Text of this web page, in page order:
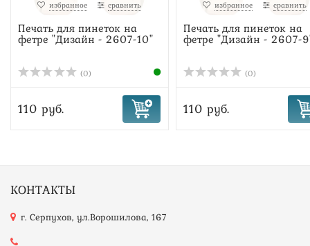
избранное сравнить
Печать для пинеток на
фетре "Дизайн - 2607-10"
(0)
110 руб.
избранное сравнить
Печать для пинеток на
фетре "Дизайн - 2607-
(0)
110 руб.
КОНТАКТЫ
г. Серпухов, ул.Ворошилова, 167